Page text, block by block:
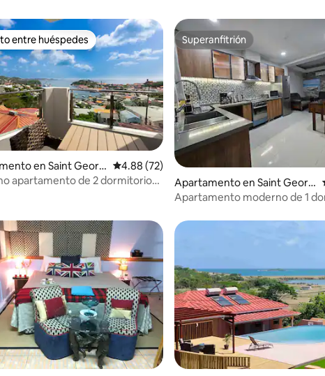
4.96 de 5, 81 reseñas
entre huéspedes
entre huéspedes
en Saint Georg Calificación promedio: 4.88 de 5, 72 reseñas
4.88 (72)
apartamento de 2 dormitorios
Superanfitrión
Superanfitrión
Apartamento en Saint Georg
e's
Apartamento moderno de 1
4.86 de 5, 51 reseñas